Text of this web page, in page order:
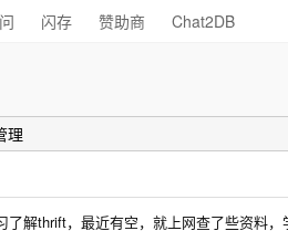
闪存 赞助商 Chat2DB
理
解thrift，最近有空，就上网查了些资料